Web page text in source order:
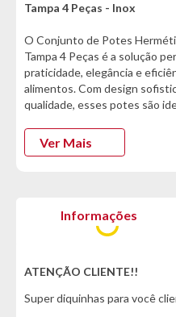
Tampa 4 Peças - Inox
O Conjunto de Potes
Tampa 4 Peças é a solução
praticidade, elegância e
alimentos. Com design
qualidade, esses potes são
muito mais segurança e
tampas com vedação de
hermético, preservando os
das suas receitas.
O conjunto conta com quatro
Ver Mais
Informações
ATENÇÃO CLIENTE!!
Super diquinhas para você